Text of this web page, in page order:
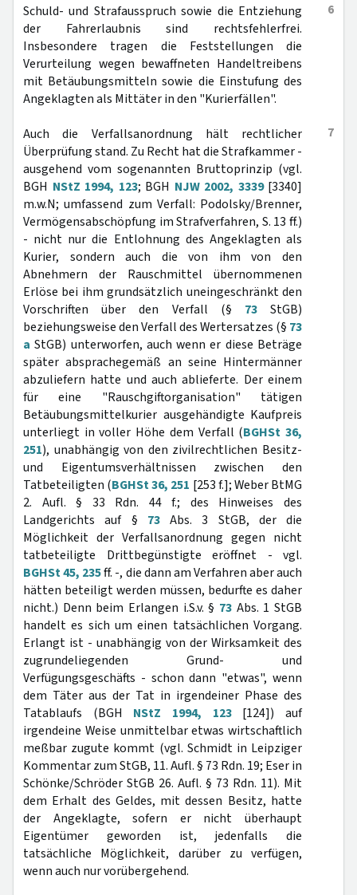
6
Schuld- und Strafausspruch sowie die Entziehung
der Fahrerlaubnis sind rechtsfehlerfrei.
Insbesondere tragen die Feststellungen die
Verurteilung wegen bewaffneten Handeltreibens
mit Betäubungsmitteln sowie die Einstufung des
Angeklagten als Mittäter in den "Kurierfällen".
7
Auch die Verfallsanordnung hält rechtlicher
Überprüfung stand. Zu Recht hat die Strafkammer -
ausgehend vom sogenannten Bruttoprinzip (vgl.
BGH NStZ 1994, 123; BGH NJW 2002, 3339[3340]
m.w.N; umfassend zum Verfall: Podolsky/Brenner,
Vermögensabschöpfung im Strafverfahren, S. 13 ff.)
- nicht nur die Entlohnung des Angeklagten als
Kurier, sondern auch die von ihm von den
Abnehmern der Rauschmittel übernommenen
Erlöse bei ihm grundsätzlich uneingeschränkt den
Vorschriften über den Verfall (§ 73StGB)
beziehungsweise den Verfall des Wertersatzes (§ 73
a StGB) unterworfen, auch wenn er diese Beträge
später absprachegemäß an seine Hintermänner
abzuliefern hatte und auch ablieferte. Der einem
für eine "Rauschgiftorganisation" tätigen
Betäubungsmittelkurier ausgehändigte Kaufpreis
unterliegt in voller Höhe dem Verfall (BGHSt 36,
251), unabhängig von den zivilrechtlichen Besitz-
und Eigentumsverhältnissen zwischen den
Tatbeteiligten (BGHSt 36, 251 [253 f.]; Weber BtMG
2. Aufl. § 33 Rdn. 44 f.; des Hinweises des
Landgerichts auf § 73Abs. 3 StGB, der die
Möglichkeit der Verfallsanordnung gegen nicht
tatbeteiligte Drittbegünstigte eröffnet - vgl.
BGHSt 45, 235ff. -, die dann am Verfahren aber auch
hätten beteiligt werden müssen, bedurfte es daher
nicht.) Denn beim Erlangen i.S.v. § 73 Abs. 1 StGB
handelt es sich um einen tatsächlichen Vorgang.
Erlangt ist - unabhängig von der Wirksamkeit des
zugrundeliegenden Grund- und
Verfügungsgeschäfts - schon dann "etwas", wenn
dem Täter aus der Tat in irgendeiner Phase des
Tatablaufs (BGH NStZ 1994, 123[124]) auf
irgendeine Weise unmittelbar etwas wirtschaftlich
meßbar zugute kommt (vgl. Schmidt in Leipziger
Kommentar zum StGB, 11. Aufl. § 73 Rdn. 19; Eser in
Schönke/Schröder StGB 26. Aufl. § 73 Rdn. 11). Mit
dem Erhalt des Geldes, mit dessen Besitz, hatte
der Angeklagte, sofern er nicht überhaupt
Eigentümer geworden ist, jedenfalls die
tatsächliche Möglichkeit, darüber zu verfügen,
wenn auch nur vorübergehend.